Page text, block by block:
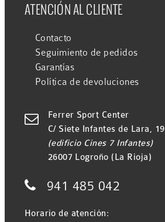
ATENCIÓN AL CLIENTE
Contacto
Seguimiento de pedidos
Garantías
Política de devoluciones

Ferrer Sport Center
C/ Siete Infantes de Lara, 19
(edificio Cines 7 Infantes)
26007 Logroño (La Rioja)
 941 485 042
Horario de atención: